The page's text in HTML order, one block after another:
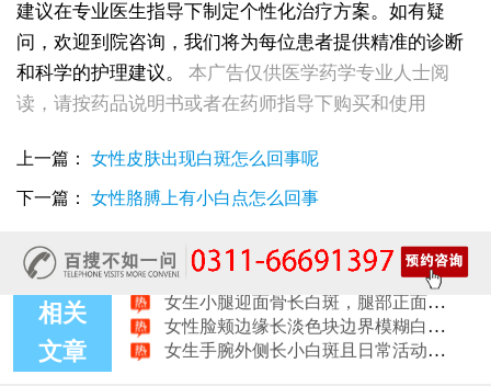
建议在专业医生指导下制定个性化治疗方案。如有疑
问，欢迎到院咨询，我们将为每位患者提供精准的诊断
和科学的护理建议。
本广告仅供医学药学专业人士阅
读，请按药品说明书或者在药师指导下购买和使用
上一篇： 女性皮肤出现白斑怎么回事呢
下一篇： 女性胳膊上有小白点怎么回事
相关
文章
女生脚踝骨节凸起处长白斑 脱色原因与应对方法
女性小腿冒出小白点，浅色斑点是白癜风吗
女性全身零星长浅白点多处小块白斑是什么
女性手指关节长小白块指关节发白会不会扩
女生腰窝长白斑凹陷脱色 警惕白癜风迹象
女性肩膀后侧长白块后背肩颈连接处发白怎么回事
女性膝盖后方腿窝淡白斑是怎么回事 隐蔽处白斑咨询
女生小腿迎面骨长白斑，腿部正面发白解答
女性脸颊边缘长淡色块边界模糊白斑是怎么回事
女生手腕外侧长小白斑且日常活动发白，警惕白癜风信号
女生后腰中间长淡色斑腰部正中发白要紧吗